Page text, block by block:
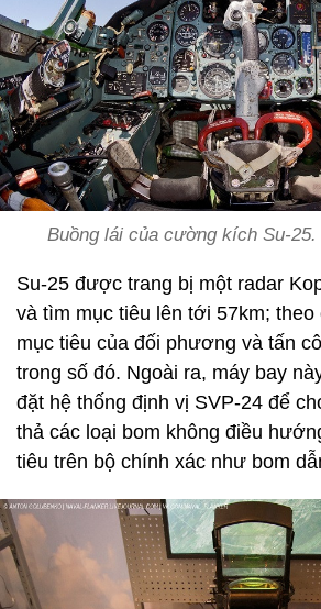
Buồng lái của cường kích Su-
Su-25 được trang bị một radar
và tìm mục tiêu lên tới 57km; theo
mục tiêu của đối phương và tấn
trong số đó. Ngoài ra, máy bay
đặt hệ thống định vị SVP-24 để
thả các loại bom không điều
tiêu trên bộ chính xác như bom